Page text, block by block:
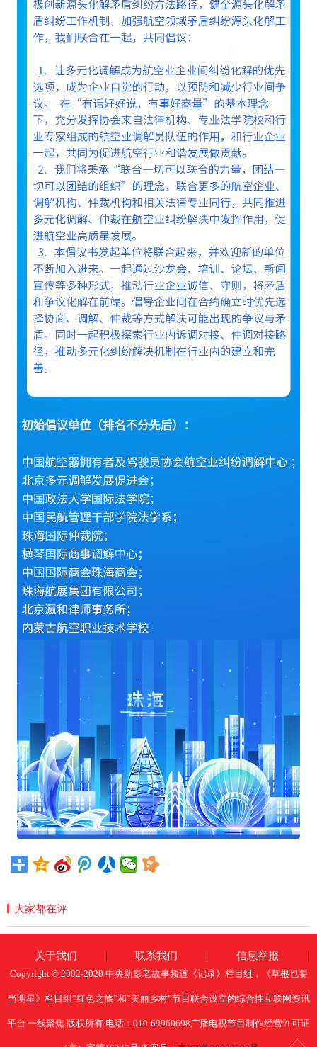
大家都在评
关于我们 联系我们 信息举报
Copyright © 2002-2020 中央新影老故事频道《记录》栏目组，《草根也要
当明星》栏目组”红色之旅”和”美丽乡村”节目联合设立的综合性互联网资讯
平台 一线聚焦 版权所有 电话：010-69960698广播电视节目制作经营许可证